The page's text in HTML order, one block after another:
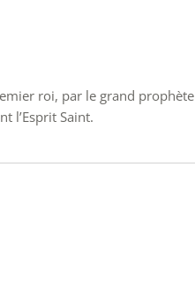
roi, par le grand
l’Esprit Saint.